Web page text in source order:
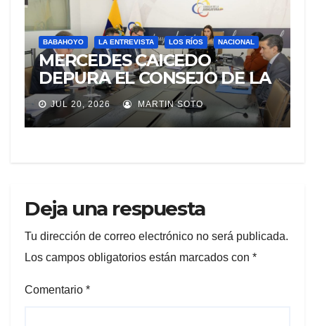
BABAHOYO LA ENTREVISTA LOS RÍOS NACIONAL
MERCEDES CAICEDO
DEPURA EL CONSEJO DE LA
JUDICATURA
JUL 20, 2026 MARTIN SOTO
Deja una respuesta
Tu dirección de correo electrónico no será publicada.
Los campos obligatorios están marcados con *
Comentario *